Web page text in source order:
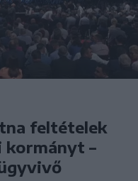
feltételek
kormányt –